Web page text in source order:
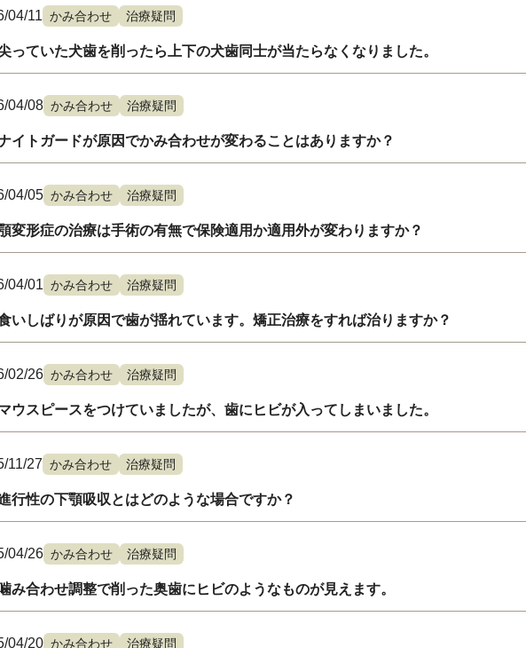
04/11 かみ合わせ 治療疑問
っていた犬歯を削ったら上下の犬歯同士が当たらなくなりました。
04/08 かみ合わせ 治療疑問
イトガードが原因でかみ合わせが変わることはありますか？
04/05 かみ合わせ 治療疑問
変形症の治療は手術の有無で保険適用か適用外が変わりますか？
04/01 かみ合わせ 治療疑問
いしばりが原因で歯が揺れています。矯正治療をすれば治りますか？
02/26 かみ合わせ 治療疑問
ウスピースをつけていましたが、歯にヒビが入ってしまいました。
11/27 かみ合わせ 治療疑問
行性の下顎吸収とはどのような場合ですか？
04/26 かみ合わせ 治療疑問
噛み合わせ調整で削った奥歯にヒビのようなものが見えます。
04/20 かみ合わせ 治療疑問